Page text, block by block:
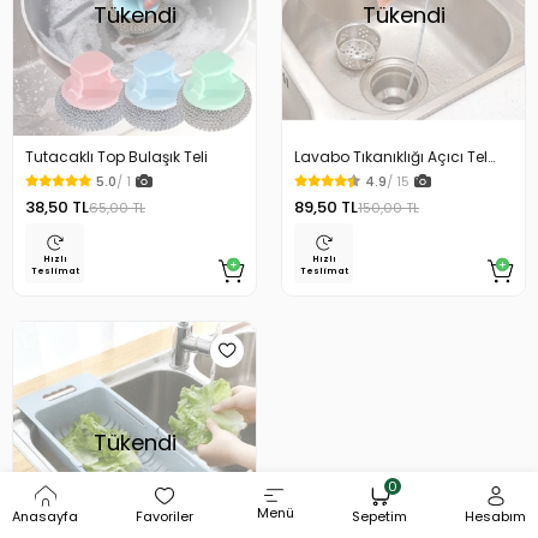
Anasayfa Favoriler Menü
0
Sepetim
Hesabım
Tükendi
Tutacaklı Top Bulaşık Teli
5.0/ 1
38,50 TL65,00 TL
Hızlı
Teslimat
Tükendi
Lavabo Tıkanıklığı Açıcı Tel
Paslanmaz Çelik Esnek
4.9/ 15
89,50 TL150,00 TL
Hızlı
Teslimat
Tükendi